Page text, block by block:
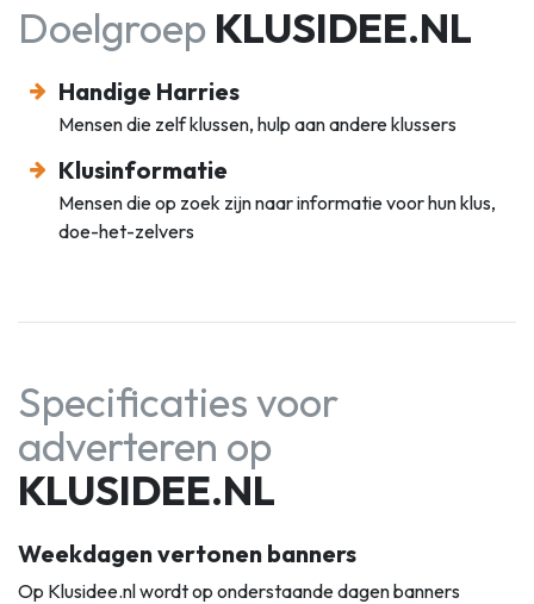
Doelgroep KLUSIDEE.NL
Handige Harries
Mensen die zelf klussen, hulp aan andere klussers
Klusinformatie
Mensen die op zoek zijn naar informatie voor hun klus,
doe-het-zelvers
Specificaties voor
adverteren op
KLUSIDEE.NL
Weekdagen vertonen banners
Op Klusidee.nl wordt op onderstaande dagen banners